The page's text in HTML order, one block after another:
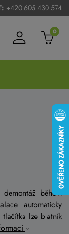
+420 605 430 574
0
během
automaticky
tlačítka lze blatník